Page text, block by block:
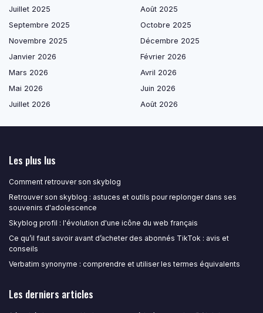
Juillet 2025
Août 2025
Septembre 2025
Octobre 2025
Novembre 2025
Décembre 2025
Janvier 2026
Février 2026
Mars 2026
Avril 2026
Mai 2026
Juin 2026
Juillet 2026
Août 2026
Les plus lus
Comment retrouver son skyblog
Retrouver son skyblog : astuces et outils pour replonger dans ses
souvenirs d'adolescence
Skyblog profil : l'évolution d'une icône du web français
Ce qu’il faut savoir avant d’acheter des abonnés TikTok : avis et
conseils
Verbatim synonyme : comprendre et utiliser les termes équivalents
Les derniers articles